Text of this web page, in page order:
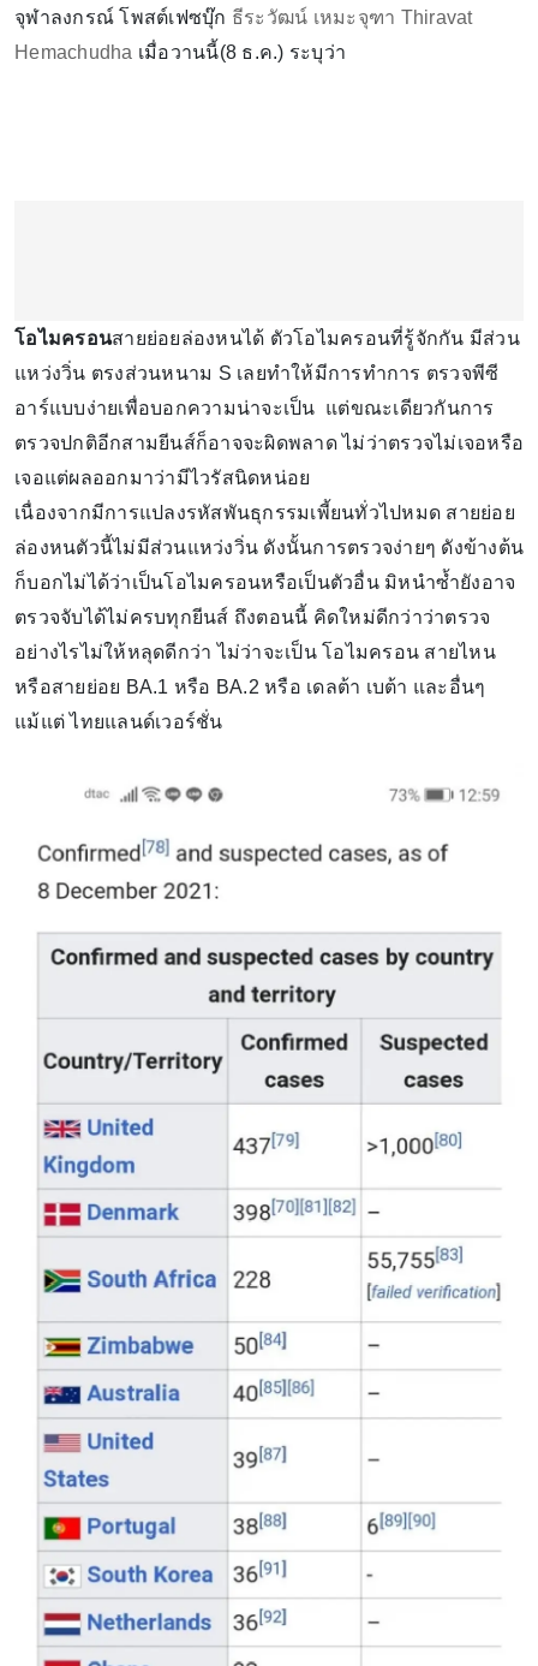
จุฬาลงกรณ์ โพสต์เฟซบุ๊ก ธีระวัฒน์ เหมะจุฑา Thiravat
Hemachudha เมื่อวานนี้(8 ธ.ค.) ระบุว่า
โอไมครอนสายย่อยล่องหนได้ ตัวโอไมครอนที่รู้จักกัน มีส่วน
แหว่งวิ่น ตรงส่วนหนาม S เลยทำให้มีการทำการ ตรวจพีซี
อาร์แบบง่ายเพื่อบอกความน่าจะเป็น แต่ขณะเดียวกันการ
ตรวจปกติอีกสามยีนส์ก็อาจจะผิดพลาด ไม่ว่าตรวจไม่เจอหรือ
เจอแต่ผลออกมาว่ามีไวรัสนิดหน่อย
เนื่องจากมีการแปลงรหัสพันธุกรรมเพี้ยนทั่วไปหมด สายย่อย
ล่องหนตัวนี้ไม่มีส่วนแหว่งวิ่น ดังนั้นการตรวจง่ายๆ ดังข้างต้น
ก็บอกไม่ได้ว่าเป็นโอไมครอนหรือเป็นตัวอื่น มิหนำซ้ำยังอาจ
ตรวจจับได้ไม่ครบทุกยีนส์ ถึงตอนนี้ คิดใหม่ดีกว่าว่าตรวจ
อย่างไรไม่ให้หลุดดีกว่า ไม่ว่าจะเป็น โอไมครอน สายไหน
หรือสายย่อย BA.1 หรือ BA.2 หรือ เดลต้า เบต้า และอื่นๆ
แม้แต่ ไทยแลนด์เวอร์ชั่น